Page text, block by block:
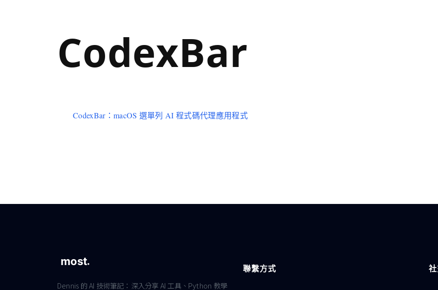
CodexBar
CodexBar：macOS 選單列 AI 程式碼代理應用程式
Dennis 的 AI 技術筆記：深入分享 AI 工具、Python 教學
聯繫方式